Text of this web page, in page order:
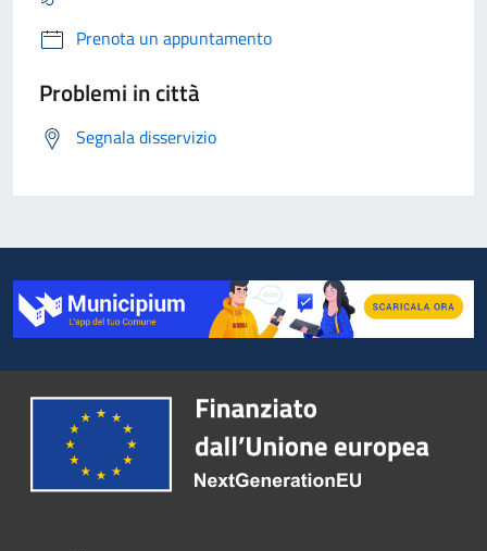
Prenota un appuntamento
Problemi in città
Segnala disservizio